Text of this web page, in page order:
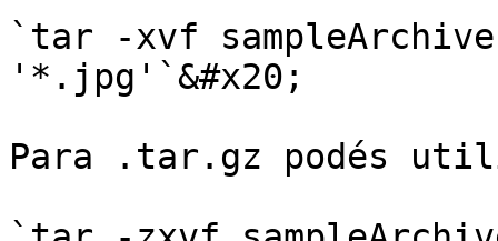
`tar -xvf
'*.jpg'`&#x20;
Para .tar.gz podés